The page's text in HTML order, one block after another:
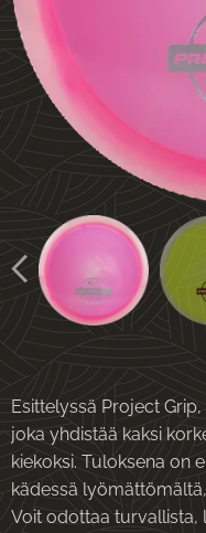
Esittelyssä Project
joka yhdistää kaksi
kiekoksi. Tuloksena on
kädessä
Voit odottaa turvallista,